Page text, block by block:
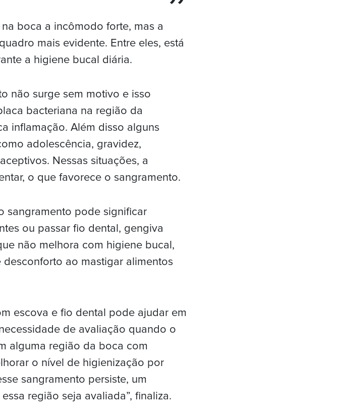
boca a incômodo forte, mas a
mais evidente. Entre eles, está
a higiene bucal diária.
não surge sem motivo e isso
bacteriana na região da
inflamação. Além disso alguns
adolescência, gravidez,
Nessas situações, a
o que favorece o sangramento.
sangramento pode significar
ou passar fio dental, gengiva
não melhora com higiene bucal,
ao mastigar alimentos
escova e fio dental pode ajudar em
de avaliação quando o
alguma região da boca com
o nível de higienização por
sangramento persiste, um
região seja avaliada”, finaliza.